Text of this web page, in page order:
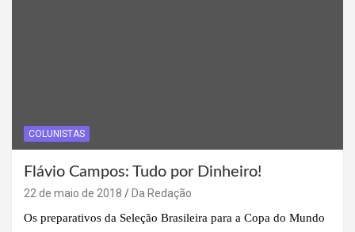
COLUNISTAS
Flávio Campos: Tudo por Dinheiro!
22 de maio de 2018
Da Redação
Os preparativos da Seleção Brasileira para a Copa do Mundo